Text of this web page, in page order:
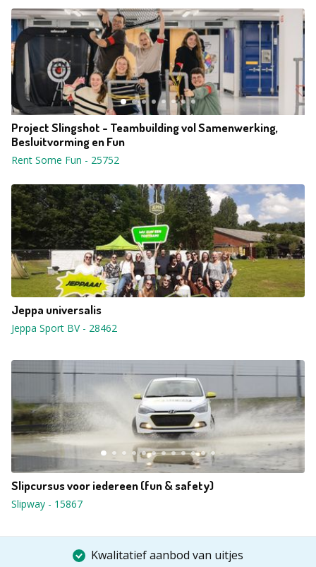
Project Slingshot - Teambuilding vol Samenwerking,
Besluitvorming en Fun
Rent Some Fun - 25752
Jeppa universalis
Jeppa Sport BV- 28462
Slipcursus voor iedereen (fun & safety)
Slipway - 15867
Kwalitatief aanbod van uitjes